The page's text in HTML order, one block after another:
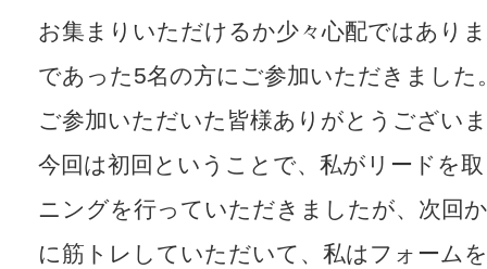
お集まりいただけるか少々心配ではあり
であった5名の方にご参加いただきました
ご参加いただいた皆様ありがとうござい
今回は初回ということで、私がリードを
ニングを行っていただきましたが、次回
に筋トレしていただいて、私はフォーム